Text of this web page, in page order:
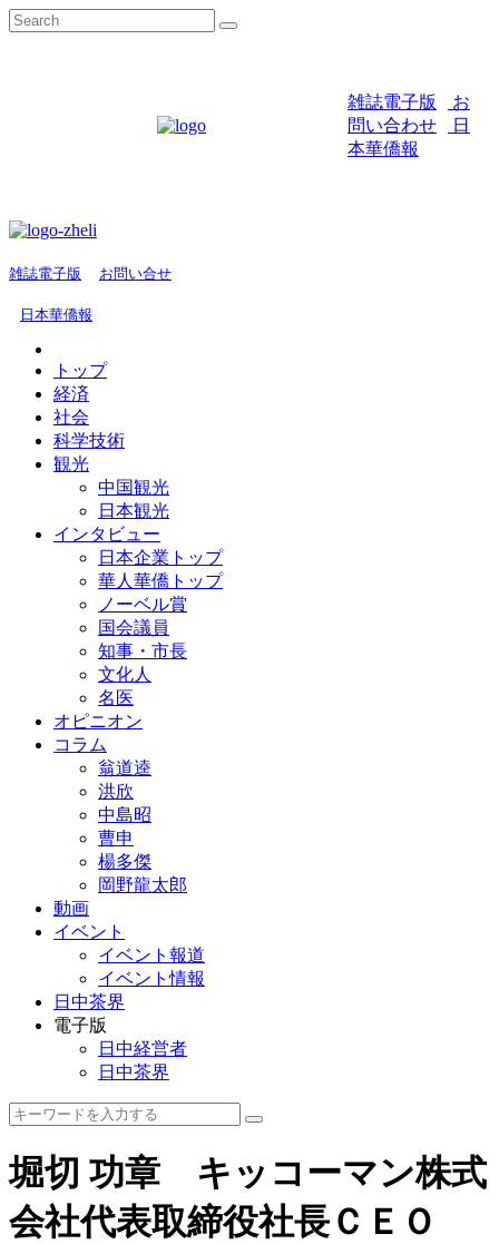
雑誌電子版
お
問い合わせ
日
本華僑報
雑誌電子版 お問い合せ
日本華僑報
トップ
経済
社会
科学技術
観光
中国観光
日本観光
インタビュー
日本企業トップ
華人華僑トップ
ノーベル賞
国会議員
知事・市長
文化人
名医
オピニオン
コラム
翁道逵
洪欣
中島昭
曹申
楊多傑
岡野龍太郎
動画
イベント
イベント報道
イベント情報
日中茶界
電子版
日中経営者
日中茶界
堀切 功章 キッコーマン株式
会社代表取締役社長ＣＥＯ